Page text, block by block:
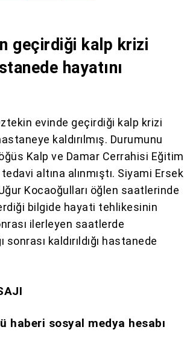
geçirdiği kalp krizi
hayatını
evinde geçirdiği kalp krizi
kaldırılmış. Durumunu
Kalp ve Damar Cerrahisi Eğitim
altına alınmıştı. Siyami Ersek
Kocaoğulları öğlen saatlerinde
bilgide hayati tehlikesinin
ilerleyen saatlerde
kaldırıldığı hastanede
haberi sosyal medya hesabı